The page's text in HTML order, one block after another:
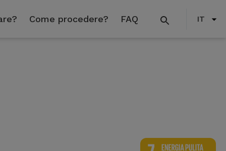
Come procedere? FAQ IT